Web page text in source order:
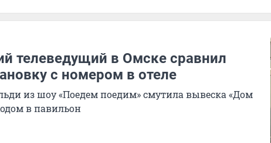
телеведущий в Омске сравнил
с номером в отеле
из шоу «Поедем поедим» смутила вывеска «Дом
в павильон